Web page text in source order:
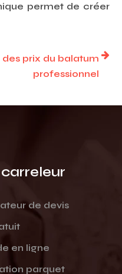
permet de créer
prix du balatum
professionnel
de devis
en ligne
parquet